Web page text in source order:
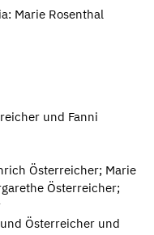
Marie Rosenthal
und Fanni
Österreicher; Marie
Österreicher;
Österreicher und